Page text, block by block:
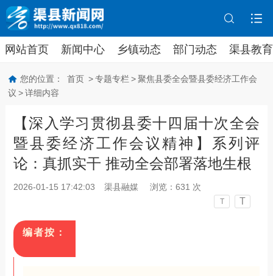
网站首页 新闻中心 乡镇动态 部门动态 渠县教育
您的位置： 首页 > 专题专栏 > 聚焦县委全会暨县委经济工作会
议 > 详细内容
【深入学习贯彻县委十四届十次全会
暨县委经济工作会议精神】系列评
论：真抓实干 推动全会部署落地生根
2026-01-15 17:42:03 渠县融媒 浏览： 631 次
T T
编者按：